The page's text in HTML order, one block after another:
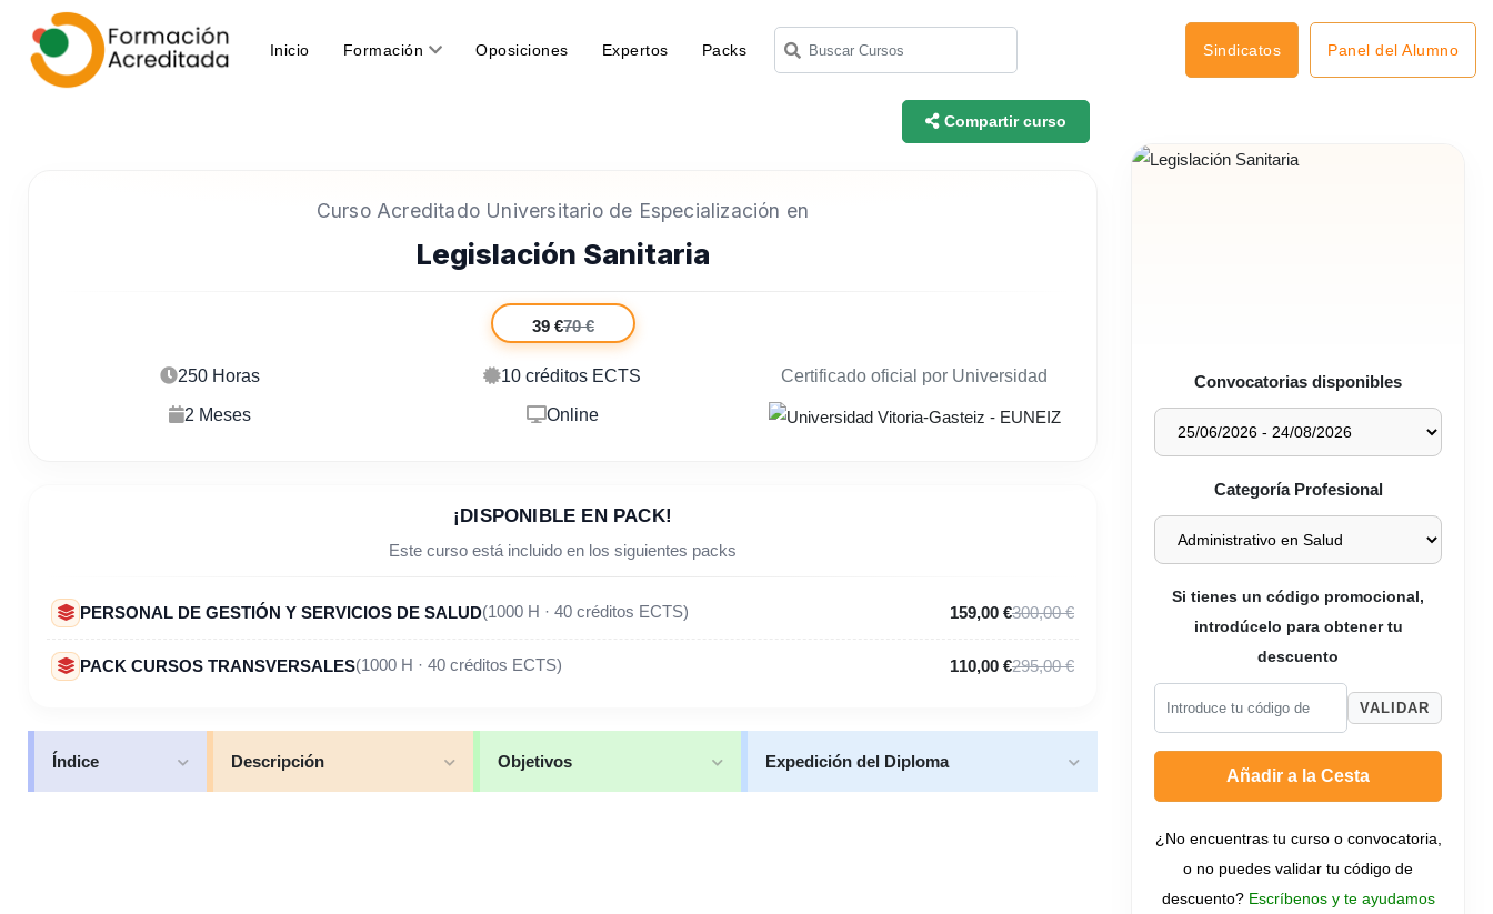
Inicio(current)Formación Oposiciones Expertos Packs Sindicatos Panel del Alumno
Compartir curso
Curso Acreditado Universitario de Especialización en
Legislación Sanitaria
39 €70 €
250 Horas
2 Meses
10 créditos ECTS
Online
Certificado oficial por Universidad
¡DISPONIBLE EN PACK!
Este curso está incluido en los siguientes packs
PERSONAL DE GESTIÓN Y SERVICIOS DE SALUD(1000 H · 40 créditos ECTS) 159,00 €300,00 €
PACK CURSOS TRANSVERSALES(1000 H · 40 créditos ECTS) 110,00 €295,00 €
Índice Descripción Objetivos Expedición del Diploma
Convocatorias disponibles
Categoría Profesional
Si tienes un código promocional,
introdúcelo para obtener tu
descuento
VALIDAR
Añadir a la Cesta
¿No encuentras tu curso o convocatoria,
o no puedes validar tu código de
descuento? Escríbenos y te ayudamos